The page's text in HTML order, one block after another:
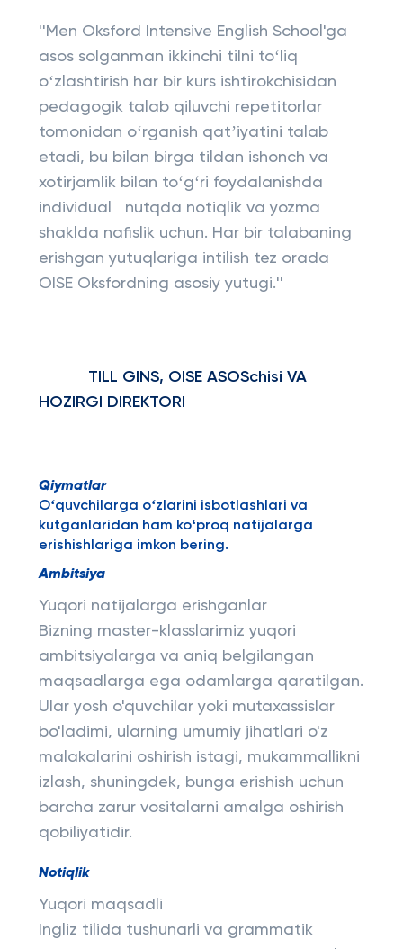
''Men Oksford Intensive English School'ga
asos solganman ikkinchi tilni toʻliq
oʻzlashtirish har bir kurs ishtirokchisidan
pedagogik talab qiluvchi repetitorlar
tomonidan oʻrganish qatʼiyatini talab
etadi, bu bilan birga tildan ishonch va
xotirjamlik bilan toʻgʻri foydalanishda
individual nutqda notiqlik va yozma
shaklda nafislik uchun. Har bir talabaning
erishgan yutuqlariga intilish tez orada
OISE Oksfordning asosiy yutugi.'' ​​​ ​​​​​​​
TILL GINS, OISE ASOSchisi VA
HOZIRGI DIREKTORI
Qiymatlar
Oʻquvchilarga oʻzlarini isbotlashlari va
kutganlaridan ham koʻproq natijalarga
erishishlariga imkon bering.
Ambitsiya
Yuqori natijalarga erishganlar
Bizning master-klasslarimiz yuqori
ambitsiyalarga va aniq belgilangan
maqsadlarga ega odamlarga qaratilgan.
Ular yosh o'quvchilar yoki mutaxassislar
bo'ladimi, ularning umumiy jihatlari o'z
malakalarini oshirish istagi, mukammallikni
izlash, shuningdek, bunga erishish uchun
barcha zarur vositalarni amalga oshirish
qobiliyatidir.
Notiqlik
Yuqori maqsadli
Ingliz tilida tushunarli va grammatik